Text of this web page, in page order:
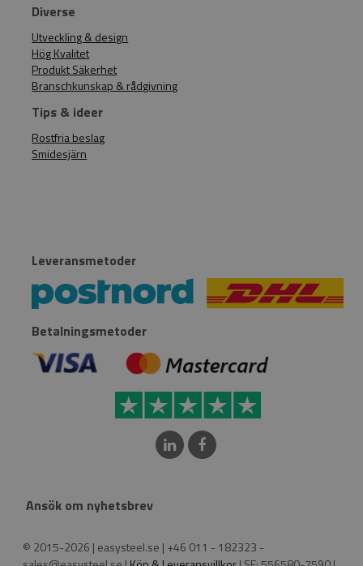
Diverse
Utveckling & design
Hög Kvalitet
Produkt Säkerhet
Branschkunskap & rådgivning
Tips & ideer
Rostfria beslag
Smidesjärn
Leveransmetoder
Betalningsmetoder
Ansök om nyhetsbrev
© 2015-2026 | easysteel.se | +46 011 - 182323 -